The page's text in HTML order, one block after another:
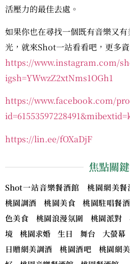
活壓力的最佳去處。
如果你也在尋找一個既有音樂又
光，就來Shot一站看看吧，更多資
https://www.instagram.com/
igsh=YWwzZ2xtNms1OGh1
https://www.facebook.com/
https://lin.ee/fOXaDjF
焦點關
Shot一站音樂餐酒館 桃園網美
桃園調酒 桃園美食 桃園駐唱餐
色美食 桃園浪漫氛圍 桃園派對
境 桃園求婚 生日 舞台 大螢幕
日贈網美調酒 桃園酒吧 桃園